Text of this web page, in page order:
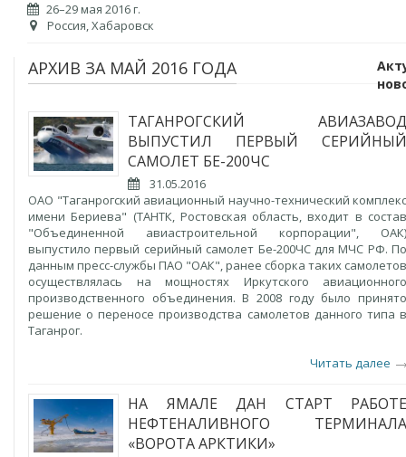
26–29 мая 2016 г.
Россия, Хабаровск
АРХИВ ЗА МАЙ 2016 ГОДА
ТАГАНРОГСКИЙ АВИАЗАВОД
ВЫПУСТИЛ ПЕРВЫЙ СЕРИЙНЫЙ
САМОЛЕТ БЕ-200ЧС
31.05.2016
ОАО "Таганрогский авиационный научно-технический комплекс
имени Бериева" (ТАНТК, Ростовская область, входит в состав
"Объединенной авиастроительной корпорации", ОАК)
выпустило первый серийный самолет Бе-200ЧС для МЧС РФ. По
данным пресс-службы ПАО "ОАК", ранее сборка таких самолетов
осуществлялась на мощностях Иркутского авиационного
производственного объединения. В 2008 году было принято
решение о переносе производства самолетов данного типа в
Таганрог.
Читать далее
НА ЯМАЛЕ ДАН СТАРТ РАБОТЕ
НЕФТЕНАЛИВНОГО ТЕРМИНАЛА
«ВОРОТА АРКТИКИ»